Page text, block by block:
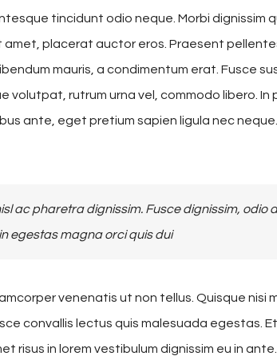
tincidunt odio neque. Morbi dignissim
amet, placerat auctor eros. Praesent
mauris, a condimentum erat. Fusce
volutpat, rutrum urna vel, commodo libero.
ante, eget pretium sapien ligula nec
ac pharetra dignissim. Fusce dignissim, odio
egestas magna orci quis dui
venenatis ut non tellus. Quisque nisi
convallis lectus quis malesuada egestas.
risus in lorem vestibulum dignissim eu in